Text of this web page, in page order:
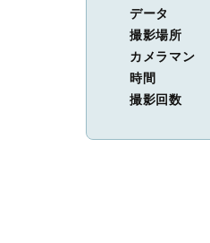
データ
撮影場所
カメラマン
時間
撮影回数